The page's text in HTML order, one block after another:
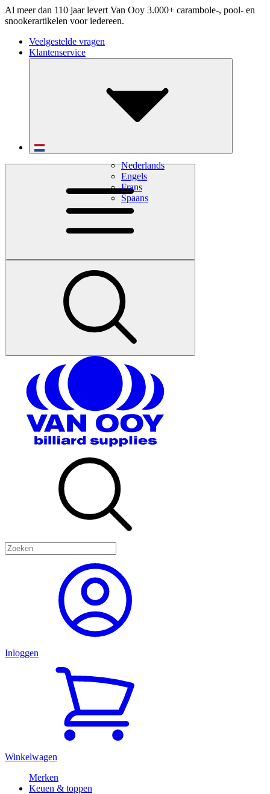
Al meer dan 110 jaar levert Van Ooy 3.000+ carambole-, pool- en
snookerartikelen voor iedereen.
Veelgestelde vragen
Klantenservice
Nederlands
Engels
Frans
Spaans
Inloggen
Winkelwagen
Merken
Keuen & toppen